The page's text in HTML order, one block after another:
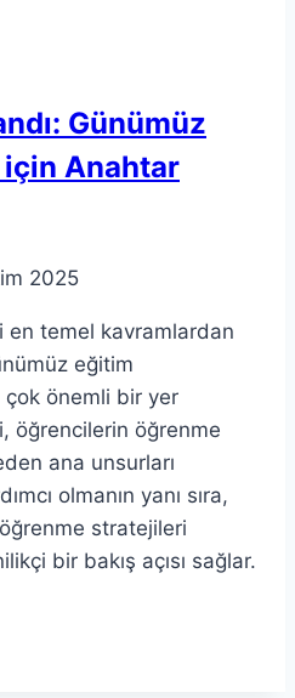
Günümüz
Anahtar
2025
en temel kavramlardan
eğitim
çok önemli bir yer
öğrencilerin öğrenme
ana unsurları
olmanın yanı sıra,
stratejileri
bir bakış açısı sağlar.